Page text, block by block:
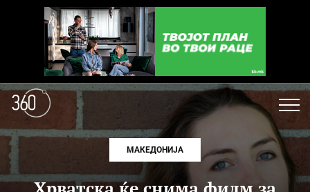
МАКЕДОНИЈА